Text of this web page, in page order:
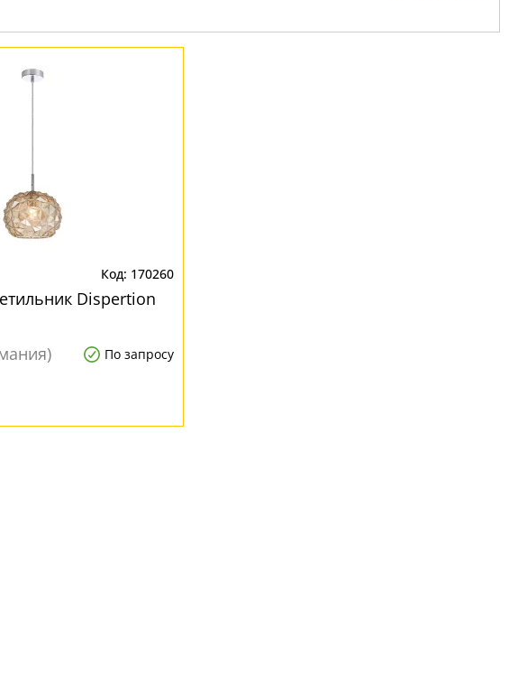
170260
Dispertion
По запросу